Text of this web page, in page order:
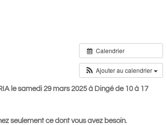
Calendrier
Ajouter au calendrier
le samedi 29 mars 2025 à Dingé de 10 à 17
seulement ce dont vous avez besoin.